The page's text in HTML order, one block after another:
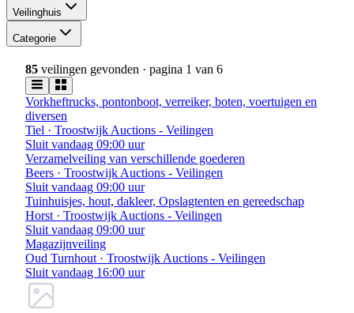
Veilinghuis
Categorie
85 veilingen gevonden · pagina 1 van 6
Vorkheftrucks, pontonboot, verreiker, boten, voertuigen en
diversen
Tiel · Troostwijk Auctions - Veilingen
Sluit vandaag 09:00 uur
Verzamelveiling van verschillende goederen
Beers · Troostwijk Auctions - Veilingen
Sluit vandaag 09:00 uur
Tuinhuisjes, hout, dakleer, Opslagtenten en gereedschap
Horst · Troostwijk Auctions - Veilingen
Sluit vandaag 09:00 uur
Magazijnveiling
Oud Turnhout · Troostwijk Auctions - Veilingen
Sluit vandaag 16:00 uur